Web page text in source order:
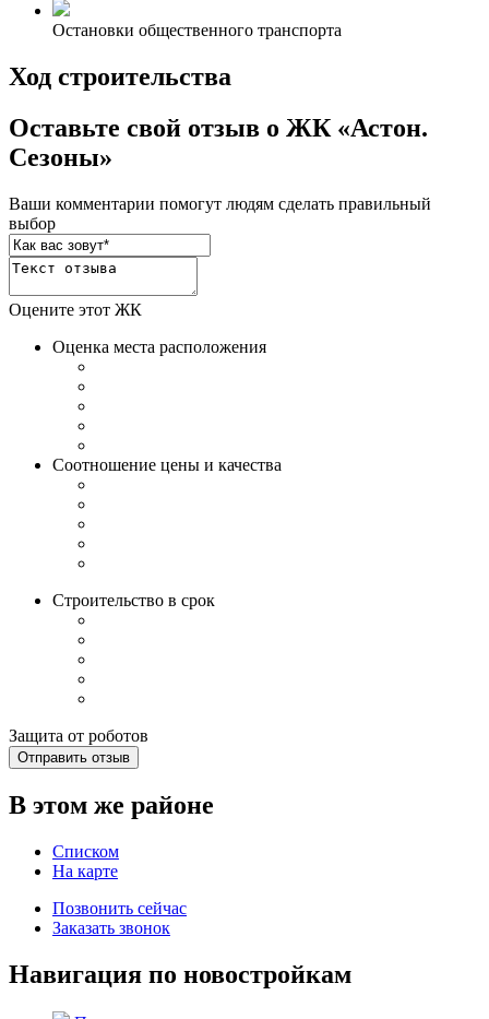
Остановки общественного транспорта
Ход строительства
Оставьте свой отзыв о ЖК «Астон.
Сезоны»
Ваши комментарии помогут людям сделать правильный
выбор
Оцените этот ЖК
Оценка места расположения
Соотношение цены и качества
Строительство в срок
Защита от роботов
Отправить отзыв
В этом же районе
Списком
На карте
Позвонить сейчас
Заказать звонок
Навигация по новостройкам